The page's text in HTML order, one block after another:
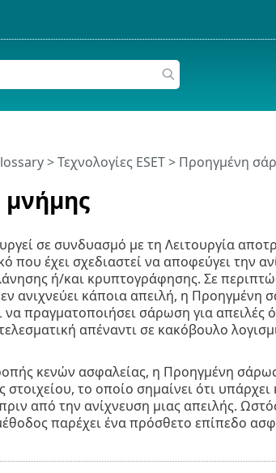
>Τεχνολογίες ESET > Προηγμένη
σε συνδυασμό με τη Λειτουργία
που έχει σχεδιαστεί να αποφεύγει την
ή/και κρυπτογράφησης. Σε
ανιχνεύει κάποια απειλή, η Προηγμένη
πραγματοποιήσει σάρωση για απειλές
απέναντι σε κακόβουλο
κενών ασφαλείας, η Προηγμένη
το οποίο σημαίνει ότι
από την ανίχνευση μιας απειλής.
παρέχει ένα πρόσθετο επίπεδο